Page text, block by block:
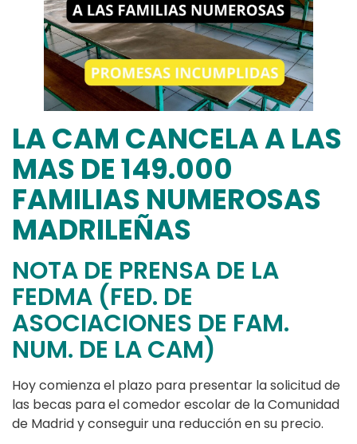
LA CAM CANCELA A LAS
MAS DE 149.000
FAMILIAS NUMEROSAS
MADRILEÑAS
NOTA DE PRENSA DE LA
FEDMA (FED. DE
ASOCIACIONES DE FAM.
NUM. DE LA CAM)
Hoy comienza el plazo para presentar la solicitud de
las becas para el comedor escolar de la Comunidad
de Madrid y conseguir una reducción en su precio.